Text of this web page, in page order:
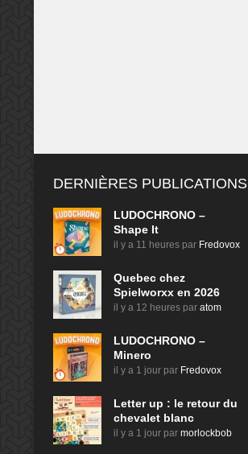
DERNIÈRES PUBLICATIONS
LUDOCHRONO –
Shape It
il y a 11 heures par Fredovox
Quebec chez
Spielworxx en 2026
il y a 12 heures par atom
LUDOCHRONO –
Minero
il y a 1 jour par Fredovox
Letter up : le retour du
chevalet blanc
il y a 1 jour par morlockbob